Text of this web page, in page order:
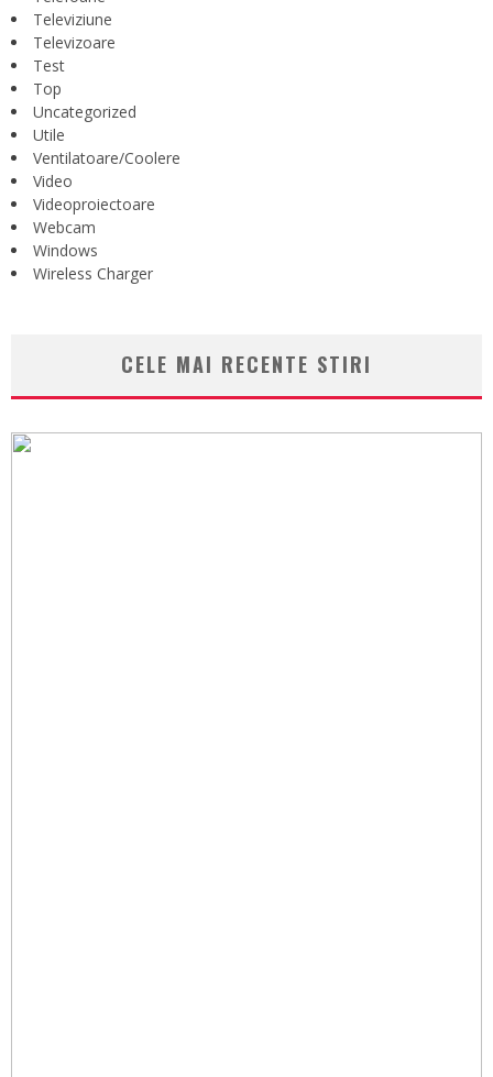
Televiziune
Televizoare
Test
Top
Uncategorized
Utile
Ventilatoare/Coolere
Video
Videoproiectoare
Webcam
Windows
Wireless Charger
CELE MAI RECENTE STIRI